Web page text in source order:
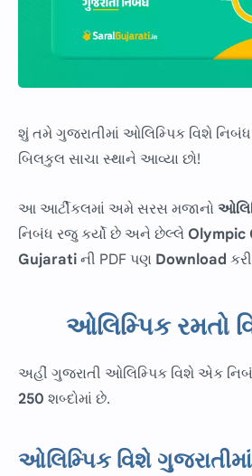
શું તમે ગુજરાતીમાં ઓલિમ્પિક વિશે નિબંધ
બિલકુલ સાચા સ્થાને આવ્યા છો!
આ આર્ટીકલમાં અમે સરસ મજાનો
નિબંધ રજુ કર્યો છે અને છેલ્લે Olympic
Gujarati ની PDF પણ Download
ઓલિમ્પિક રમતો
અહીં ગુજરાતી ઓલિમ્પિક વિશે એક
250 શબ્દોમાં છે.
ઓલિમ્પિક વિશે